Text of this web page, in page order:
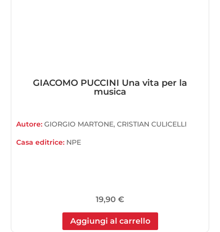
GIACOMO PUCCINI Una vita per la
musica
Autore:GIORGIO MARTONE, CRISTIAN CULICELLI
Casa editrice: NPE
19,90 €
Aggiungi al carrello